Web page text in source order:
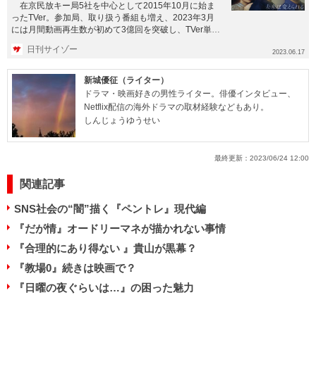
在京民放キー局5社を中心として2015年10月に始ま
ったTVer。参加局、取り扱う番組も増え、2023年3月
には月間動画再生数が初めて3億回を突破し、TVer単体
日刊サイゾー 2023.06.17
新城優征（ライター）
ドラマ・映画好きの男性ライター。俳優インタビュー、
Netflix配信の海外ドラマの取材経験などもあり。
しんじょうゆうせい
最終更新： 2023/06/24 12:00
関連記事
SNS社会の“闇”描く『ペントレ』現代編
『だが情』オードリーマネが描かれない事情
『合理的にあり得ない 』貴山が黒幕？
『教場0』続きは映画で？
『日曜の夜ぐらいは…』の困った魅力